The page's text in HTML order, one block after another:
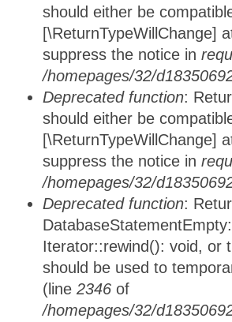
should either be
[\ReturnTypeWillChange]
suppress the notice in
/homepages/32/
Deprecated function:
should either be
[\ReturnTypeWillChange]
suppress the notice in
/homepages/32/
Deprecated function:
Iterator::rewind(): void, or
should be used to
(line 2346 of
/homepages/32/